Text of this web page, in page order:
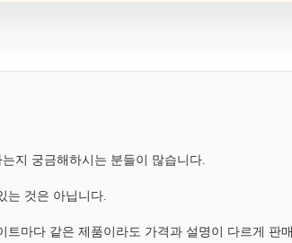
지 궁금해하시는 분들이 많습니다.
는 것은 아닙니다.
마다 같은 제품이라도 가격과 설명이 다르게 판